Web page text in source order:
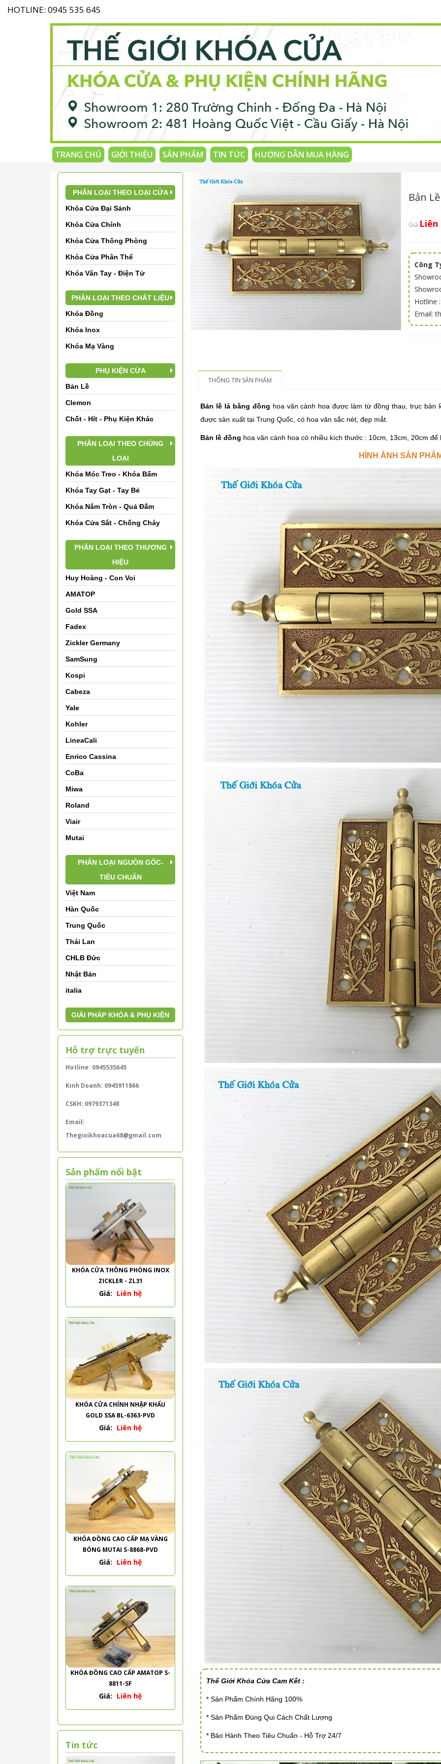
HOTLINE: 0945 535 645
TRANG CHỦ GIỚI THIỆU SẢN PHẨM TIN TỨC HƯỚNG DẪN MUA HÀNG
Bản
Giá Liên
Công
Hotline
Email:
THÔNG TIN SẢN PHẨM
Bản lề lá bằng đồng hoa văn cành hoa được làm từ đồng thau, trục
được sản xuất tại Trung Quốc, có hoa văn sắc nét, đẹp mắt.
Bản lề đồng hoa văn cánh hoa có nhiều kích thước : 10cm, 13cm, 20cm
HÌNH ẢNH SẢN
Thế Giới Khóa Cửa Cam Kết :
* Sản Phẩm Chính Hãng 100%
* Sản Phẩm Đúng Qui Cách Chất Lượng
* Bảo Hành Theo Tiêu Chuẩn - Hỗ Trợ 24/7
PHÂN LOẠI THEO LOẠI CỬA
Khóa Cửa Đại Sảnh
Khóa Cửa Chính
Khóa Cửa Thông Phòng
Khóa Cửa Phân Thể
Khóa Vân Tay - Điện Tử
PHÂN LOẠI THEO CHẤT LIỆU
Khóa Đồng
Khóa Inox
Khóa Mạ Vàng
PHỤ KIỆN CỬA
Bản Lề
Clemon
Chốt - Hít - Phụ Kiện Khác
PHÂN LOẠI THEO CHỦNG
LOẠI
Khóa Móc Treo - Khóa Bấm
Khóa Tay Gạt - Tay Bẻ
Khóa Nắm Tròn - Quả Đấm
Khóa Cửa Sắt - Chống Cháy
PHÂN LOẠI THEO THƯƠNG
HIỆU
Huy Hoàng - Con Voi
AMATOP
Gold SSA
Fadex
Zickler Germany
SamSung
Kospi
Cabeza
Yale
Kohler
LineaCali
Enrico Cassina
CoBa
Miwa
Roland
Viair
Mutai
PHÂN LOẠI NGUỒN GỐC-
TIÊU CHUẨN
Việt Nam
Hàn Quốc
Trung Quốc
Thái Lan
CHLB Đức
Nhật Bản
italia
GIẢI PHÁP KHÓA & PHỤ KIỆN
Hỗ trợ trực tuyến
Hotline: 0945535645
Kinh Doanh: 0945911866
CSKH: 0979371348
Email:
Thegioikhoacua68@gmail.com
Sản phẩm nổi bật
KHÓA CỬA THÔNG PHÒNG INOX
ZICKLER - ZL31
Giá: Liên hệ
KHÓA CỬA CHÍNH NHẬP KHẨU
GOLD SSA BL-6363-PVD
Giá: Liên hệ
KHÓA ĐỒNG CAO CẤP MẠ VÀNG
BÓNG MUTAI S-8868-PVD
Giá: Liên hệ
KHÓA ĐỒNG CAO CẤP AMATOP S-
8811-SF
Giá: Liên hệ
Tin tức